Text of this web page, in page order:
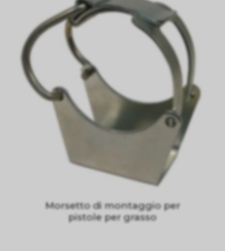
Morsetto di montaggio per
pistole per grasso